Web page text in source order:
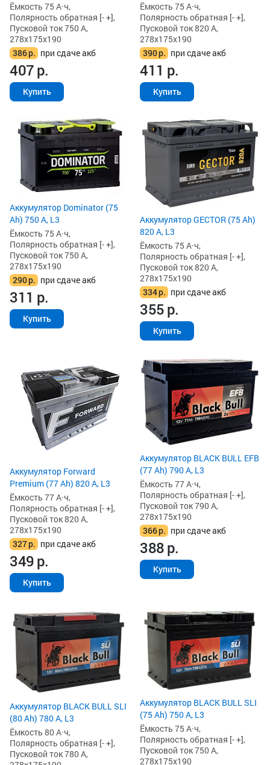
Ёмкость 75 А·ч,
Полярность обратная [- +],
Пусковой ток 750 А,
278x175x190
386р. при сдаче акб
407р.
Купить
Ёмкость 75 А·ч,
Полярность обратная [- +],
Пусковой ток 820 А,
278x175x190
390р. при сдаче акб
411 р.
Купить
Аккумулятор Dominator (75
Ah) 750 А, L3
Ёмкость 75 А·ч,
Полярность обратная [- +],
Пусковой ток 750 А,
278x175x190
290р. при сдаче акб
311 р.
Купить
Аккумулятор GECTOR (75 Ah)
820 А, L3
Ёмкость 75 А·ч,
Полярность обратная [- +],
Пусковой ток 820 А,
278x175x190
334р. при сдаче акб
355р.
Купить
Аккумулятор Forward
Premium (77 Ah) 820 А, L3
Ёмкость 77 А·ч,
Полярность обратная [- +],
Пусковой ток 820 А,
278x175x190
327р. при сдаче акб
349р.
Купить
Аккумулятор BLACK BULL EFB
(77 Ah) 790 А, L3
Ёмкость 77 А·ч,
Полярность обратная [- +],
Пусковой ток 790 А,
278x175x190
366р. при сдаче акб
388р.
Купить
Аккумулятор BLACK BULL SLI
(80 Ah) 780 А, L3
Ёмкость 80 А·ч,
Полярность обратная [- +],
Пусковой ток 780 А,
Аккумулятор BLACK BULL SLI
(75 Ah) 750 А, L3
Ёмкость 75 А·ч,
Полярность обратная [- +],
Пусковой ток 750 А,
278x175x190